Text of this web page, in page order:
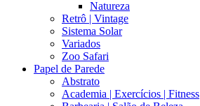
Natureza
Retrô | Vintage
Sistema Solar
Variados
Zoo Safari
Papel de Parede
Abstrato
Academia | Exercícios | Fitness